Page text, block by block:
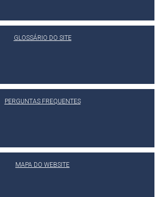
GLOSSÁRIO DO SITE
PERGUNTAS FREQUENTES
MAPA DO WEBSITE